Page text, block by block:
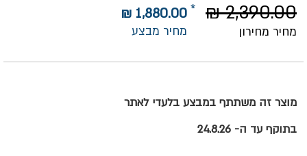
מחיר מבצע
1,880.00 ₪
מחיר מחירון
2,390.00 ₪
מוצר זה משתתף במבצע בלעדי לאתר
בתוקף עד ה- 24.8.26